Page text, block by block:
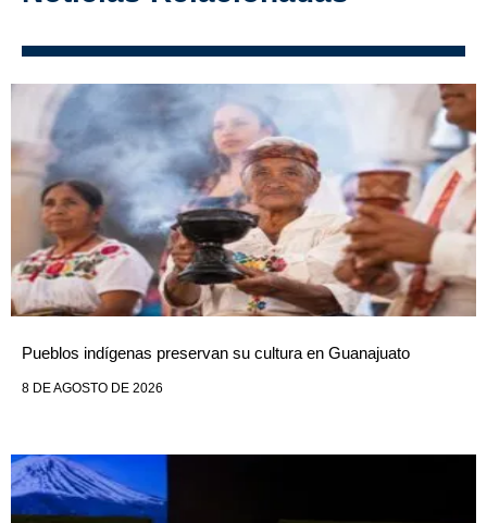
Pueblos indígenas preservan su cultura en Guanajuato
8 DE AGOSTO DE 2026